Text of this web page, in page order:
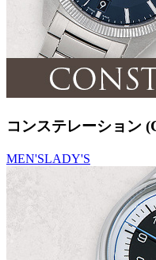
コンステレーション
MEN'SLADY'S